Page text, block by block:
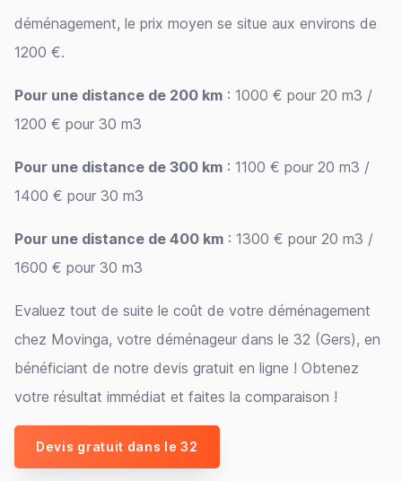
déménagement, le prix moyen se situe aux environs de
1200 €.
Pour une distance de 200 km : 1000 € pour 20 m3 /
1200 € pour 30 m3
Pour une distance de 300 km : 1100 € pour 20 m3 /
1400 € pour 30 m3
Pour une distance de 400 km : 1300 € pour 20 m3 /
1600 € pour 30 m3
Evaluez tout de suite le coût de votre déménagement
chez Movinga, votre déménageur dans le 32 (Gers), en
bénéficiant de notre devis gratuit en ligne ! Obtenez
votre résultat immédiat et faites la comparaison !
Devis gratuit dans le 32